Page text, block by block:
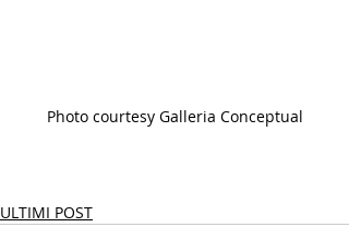
Photo courtesy Galleria Conceptual
ULTIMI POST